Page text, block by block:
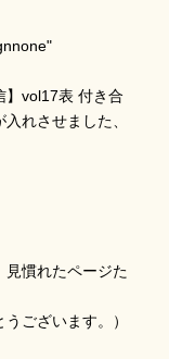
付き合
れさせました、
見慣れたページた
ございます。）